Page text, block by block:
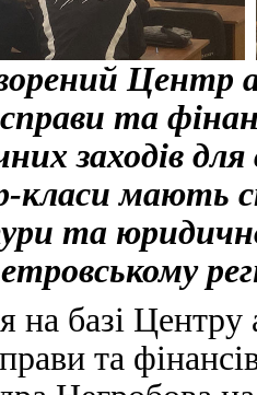
Центр
та
заходів
класи мають
та
на базі Центру
та